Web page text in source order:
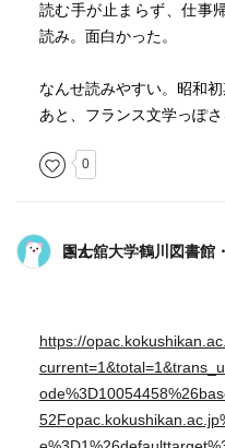
読む手が止まらず、仕事
読み。面白かった。
なんせ読みやすい。昭和初
あと、フランス文学っぽさ
0
国士舘大学鶴川図書館・情報メディアセンターさん
https://